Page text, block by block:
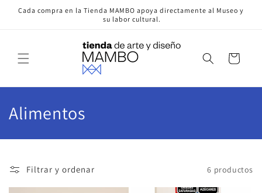
directamente
Cada compra en la Tienda MAMBO apoya directamente al Museo y
su labor cultural.
Carrito
C
o
e
Alimentos
Filtrar y ordenar 6 productos